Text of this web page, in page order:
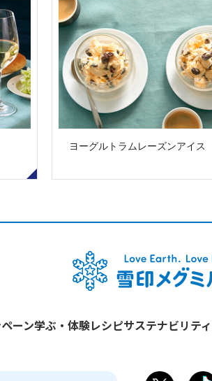
ヨーグルトラムレーズンアイス
ーン学ぶ・体験レシピサステナビリティ